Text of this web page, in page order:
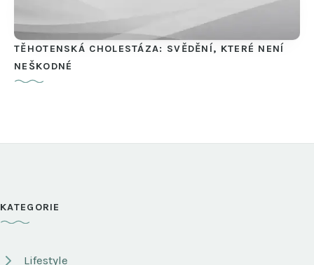
TĚHOTENSKÁ CHOLESTÁZA: SVĚDĚNÍ, KTERÉ NENÍ
NEŠKODNÉ
KATEGORIE
Lifestyle